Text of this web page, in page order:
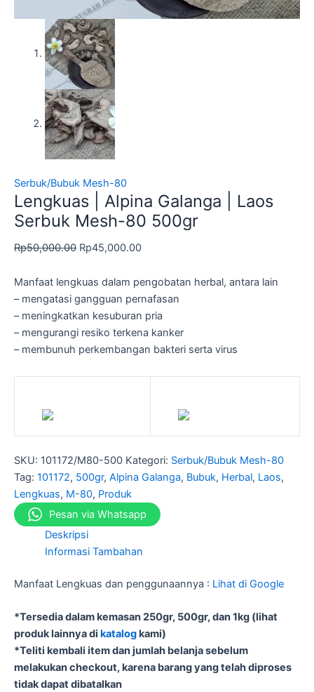
Serbuk/Bubuk Mesh-80
Lengkuas | Alpina Galanga | Laos
Serbuk Mesh-80 500gr
Rp50,000.00 Rp45,000.00
Manfaat lengkuas dalam pengobatan herbal, antara lain
– mengatasi gangguan pernafasan
– meningkatkan kesuburan pria
– mengurangi resiko terkena kanker
– membunuh perkembangan bakteri serta virus
SKU: 101172/M80-500 Kategori: Serbuk/Bubuk Mesh-80
Tag: 101172, 500gr, Alpina Galanga, Bubuk, Herbal, Laos,
Lengkuas, M-80, Produk
Pesan via Whatsapp
Deskripsi
Informasi Tambahan
Manfaat Lengkuas dan penggunaannya : Lihat di Google
*Tersedia dalam kemasan 250gr, 500gr, dan 1kg (lihat
produk lainnya di katalogkami)
*Teliti kembali item dan jumlah belanja sebelum
melakukan checkout, karena barang yang telah diproses
tidak dapat dibatalkan